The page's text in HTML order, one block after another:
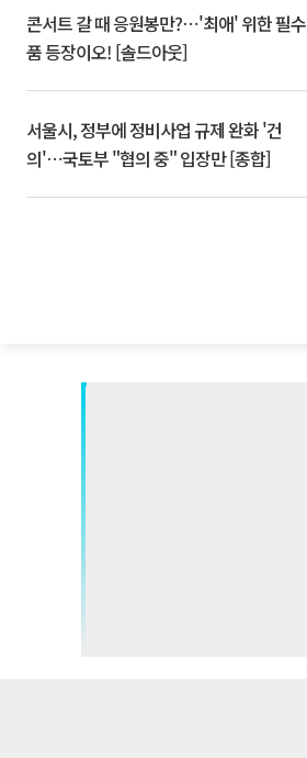
콘서트 갈 때 응원봉만?⋯'최애' 위한 필수
품 등장이오! [솔드아웃]
서울시, 정부에 정비사업 규제 완화 '건
의'⋯국토부 "협의 중" 입장만 [종합]